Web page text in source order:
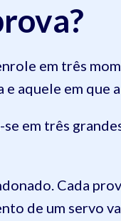
em três
aquele em que
em três
Cada
de um servo